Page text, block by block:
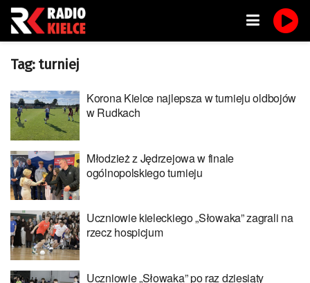
Tag: turniej
Korona Kielce najlepsza w turnieju oldbojów
w Rudkach
Młodzież z Jędrzejowa w finale
ogólnopolskiego turnieju
Uczniowie kieleckiego „Słowaka” zagrali na
rzecz hospicjum
Uczniowie „Słowaka” po raz dziesiąty